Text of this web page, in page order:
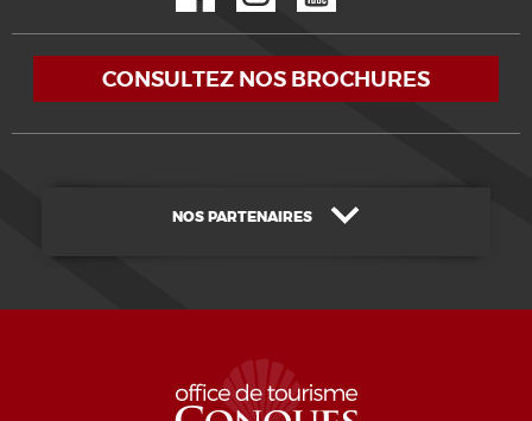
CONSULTEZ NOS BROCHURES
NOS PARTENAIRES